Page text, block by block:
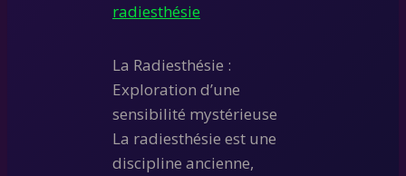
radiesthésie
La Radiesthésie :
Exploration d’une
sensibilité mystérieuse
La radiesthésie est une
discipline ancienne,